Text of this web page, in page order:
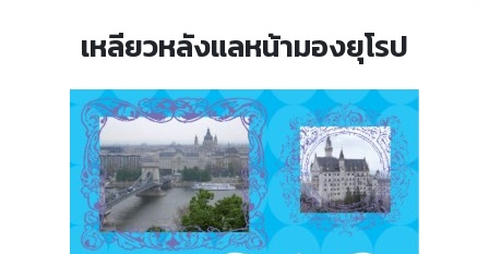
เหลียวหลังแลหน้ามองยุโรป